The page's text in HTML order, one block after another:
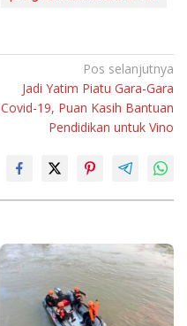
Pos selanjutnya
Jadi Yatim Piatu Gara-Gara
Covid-19, Puan Kasih Bantuan
Pendidikan untuk Vino